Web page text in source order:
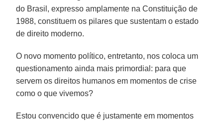
do Brasil, expresso amplamente na Constituição de
1988, constituem os pilares que sustentam o estado
de direito moderno.
O novo momento político, entretanto, nos coloca um
questionamento ainda mais primordial: para que
servem os direitos humanos em momentos de crise
como o que vivemos?
Estou convencido que é justamente em momentos